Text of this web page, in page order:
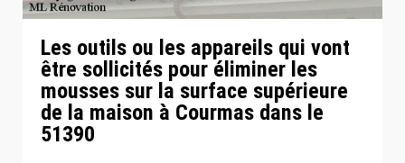
Les outils ou les appareils qui vont
être sollicités pour éliminer les
mousses sur la surface supérieure
de la maison à Courmas dans le
51390